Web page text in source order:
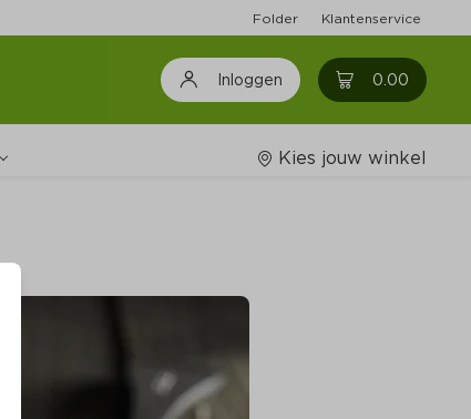
Folder Klantenservice
Inloggen 0.00 0
Kies jouw winkel